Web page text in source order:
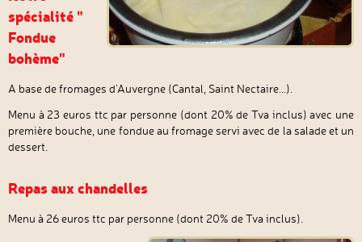
spécialité "
Fondue
bohème"
A base de fromages d'Auvergne (Cantal, Saint Nectaire...).
Menu à 23 euros ttc par personne (dont 20% de Tva inclus) avec une
première bouche, une fondue au fromage servi avec de la salade et un
dessert.
Repas aux chandelles
Menu à 26 euros ttc par personne (dont 20% de Tva inclus).